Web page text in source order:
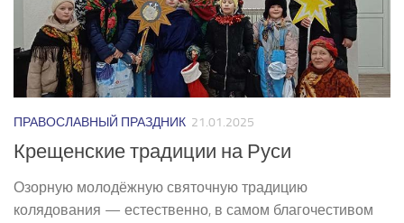
ПРАВОСЛАВНЫЙ ПРАЗДНИК 21.01.2025
Крещенские традиции на Руси
Озорную молодёжную святочную традицию
колядования — естественно, в самом благочестивом